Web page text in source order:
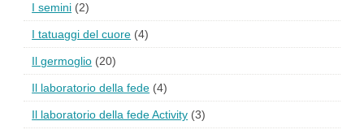
I semini (2)
I tatuaggi del cuore (4)
Il germoglio (20)
Il laboratorio della fede (4)
Il laboratorio della fede Activity (3)